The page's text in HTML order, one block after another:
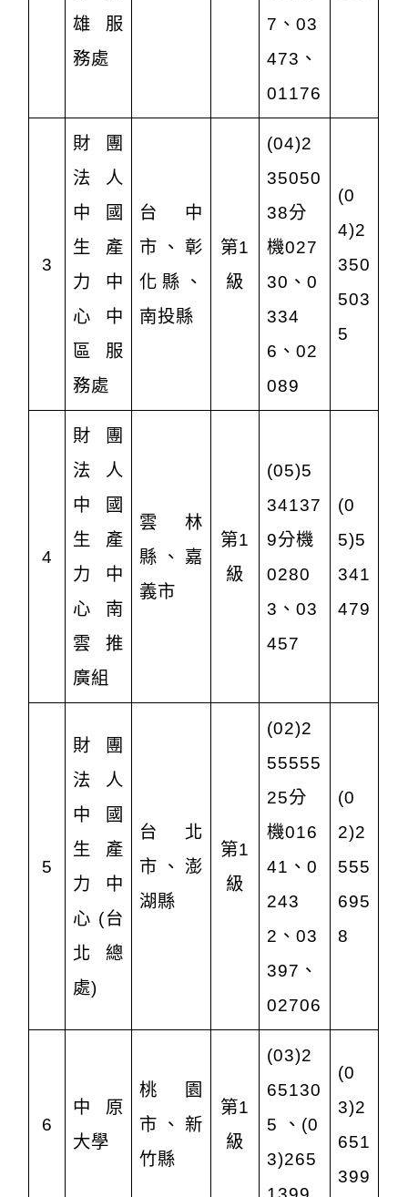
雄服
務處
7、03
473、
01176
3
財團
法人
中國
生產
力中
心中
區服
務處
台中
市、彰
化縣、
南投縣
第1
級
(04)2
35050
38分
機027
30、0
334
6、02
089
(0
4)2
350
503
5
4
財團
法人
中國
生產
力中
心南
雲推
廣組
雲林
縣、嘉
義市
第1
級
(05)5
34137
9分機
0280
3、03
457
(0
5)5
341
479
5
財團
法人
中國
生產
力中
心 (台
北總
處)
台北
市、澎
湖縣
第1
級
(02)2
55555
25分
機016
41、0
243
2、03
397、
02706
(0
2)2
555
695
8
6
中原
大學
桃園
市、新
竹縣
第1
級
(03)2
65130
5 、(0
3)265
(0
3)2
651
399